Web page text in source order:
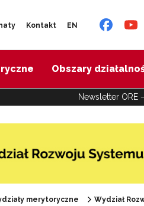
Kontakt EN
Obszary
Newsletter ORE
merytoryczne Wydział